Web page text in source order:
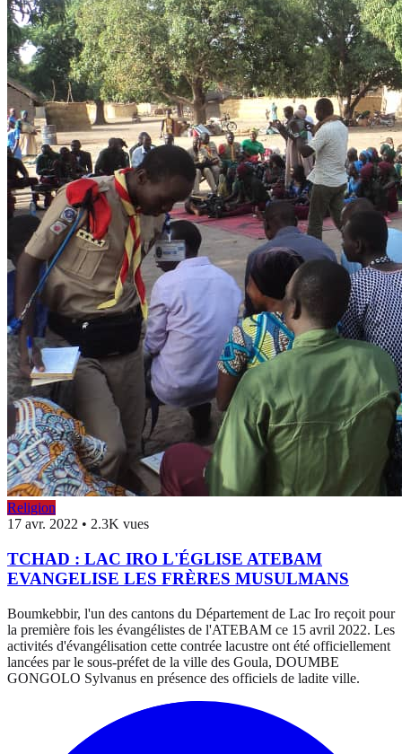
Religion
17 avr. 2022 • 2.3K vues
TCHAD : LAC IRO L'ÉGLISE ATEBAM
EVANGELISE LES FRÈRES MUSULMANS
Boumkebbir, l'un des cantons du Département de Lac Iro reçoit pour
la première fois les évangélistes de l'ATEBAM ce 15 avril 2022. Les
activités d'évangélisation cette contrée lacustre ont été officiellement
lancées par le sous-préfet de la ville des Goula, DOUMBE
GONGOLO Sylvanus en présence des officiels de ladite ville.